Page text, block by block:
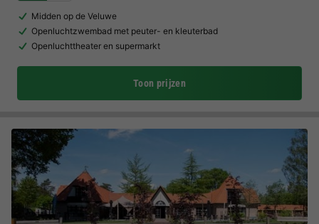
Midden op de Veluwe
Openluchtzwembad met peuter- en kleuterbad
Openluchttheater en supermarkt
Toon prijzen